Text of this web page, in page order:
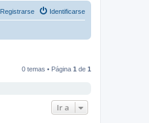
Identificarse
Registrarse
0 temas • Página 1 de 1
Ir a